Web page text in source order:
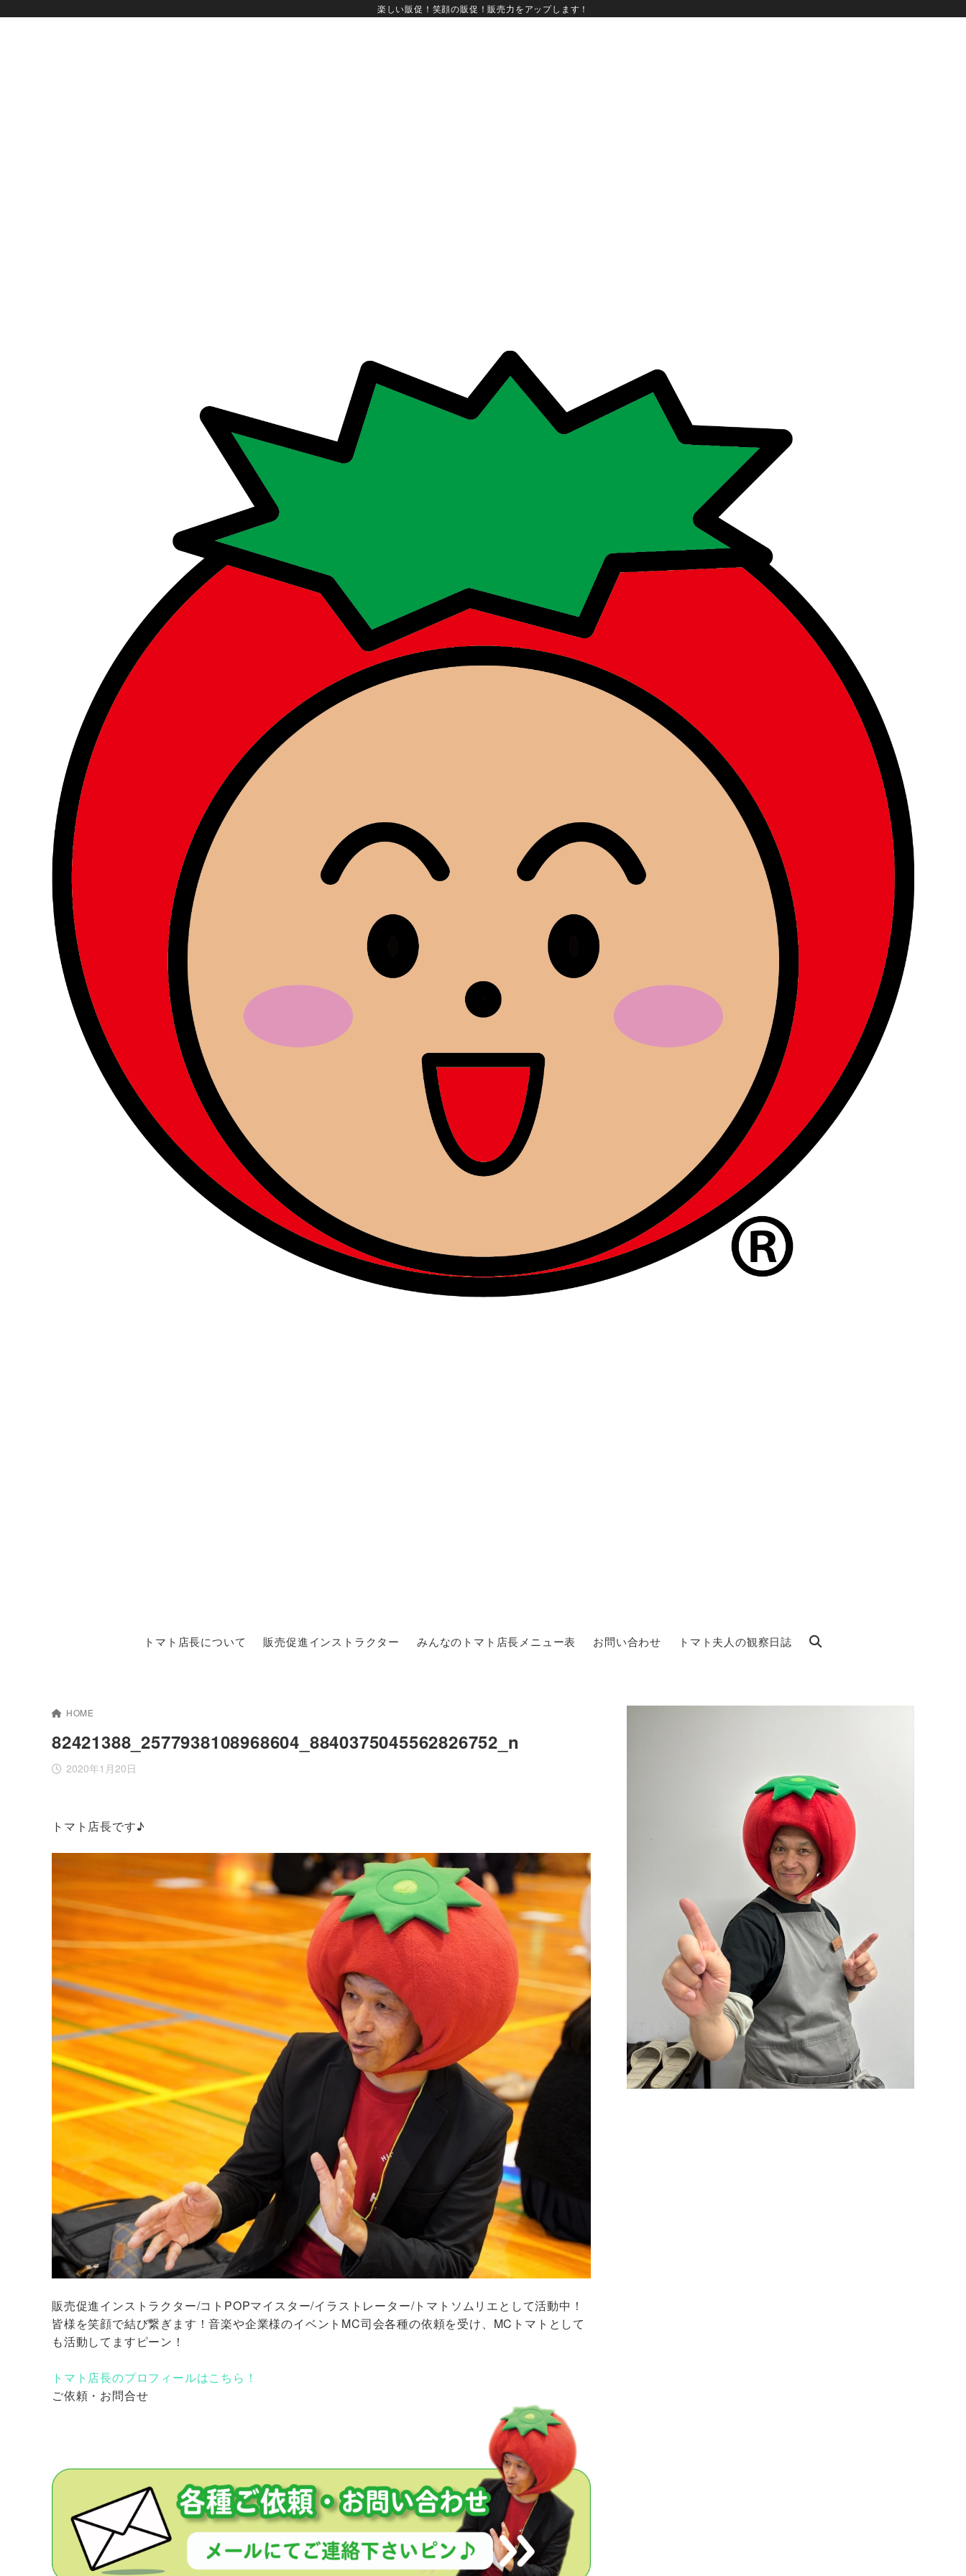
楽しい販促！笑顔の販促！販売力をアップします！
トマト店長について 販売促進インストラクター みんなのトマト店長メニュー表 お問い合わせ トマト夫人の観察日誌
HOME
82421388_2577938108968604_8840375045562826752_n
2020年1月20日
トマト店長です♪
販売促進インストラクター/コトPOPマイスター/イラストレーター/トマトソムリエとして活動中！
皆様を笑顔で結び繋ぎます！音楽や企業様のイベントMC司会各種の依頼を受け、MCトマトとして
も活動してますピーン！
トマト店長のプロフィールはこちら！
ご依頼・お問合せ